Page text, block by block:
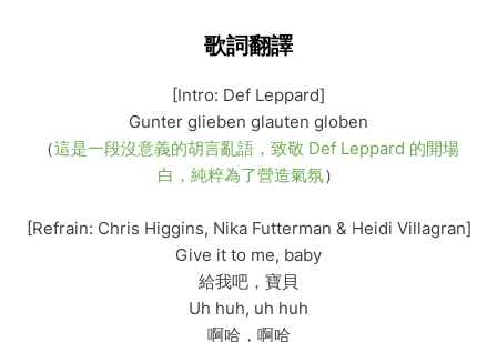
歌詞翻譯
[Intro: Def Leppard]
Gunter glieben glauten globen
（這是一段沒意義的胡言亂語，致敬 Def Leppard 的開場
白，純粹為了營造氣氛）
[Refrain: Chris Higgins, Nika Futterman & Heidi Villagran]
Give it to me, baby
給我吧，寶貝
Uh huh, uh huh
啊哈，啊哈